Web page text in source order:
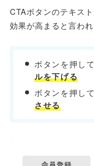
CTAボタンのテキス
効果が高まると言われ
ボタンを押し
ルを下げる
ボタンを押し
させる